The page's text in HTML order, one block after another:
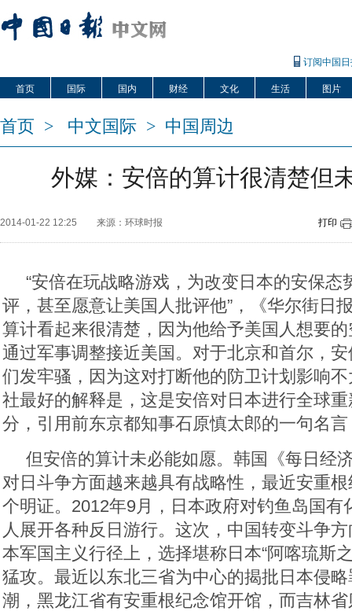
订阅中国
首页 国际 国内 财经 文化 生活 图片
首页 > 中文国际 > 中国周边
外媒：安倍的算计很清楚但
2014-01-22 12:25 来源：环球时报 打印
“安倍在玩战略游戏，为改变日本的安保态
评，甚至愿意让美国人批评他”，《华尔街日
算计看起来很清楚，因为他给予美国人想要
通过军事调整接近美国。对于北京和首尔，
们发牢骚，因为这对打断他的防卫计划影响
社最好的解释是，这是安倍对日本进行全球
分，引用前东京都知事石原慎太郎的一句名言
但安倍的算计未必能如愿。韩国《每日经
对日斗争方面越来越具有战略性，最近安重
个明证。2012年9月，日本政府对钓鱼岛国有
人展开各种反日游行。这次，中国转变斗争
本军国主义行径上，选择堪称日本“阿喀琉斯
猛攻。最近以东北三省为中心的揭批日本侵
潮，黑龙江省有安重根纪念馆开馆，而吉林